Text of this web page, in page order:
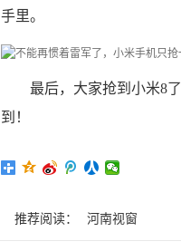
手里。
最后，大家抢到小米8
到！
推荐阅读： 河南视窗